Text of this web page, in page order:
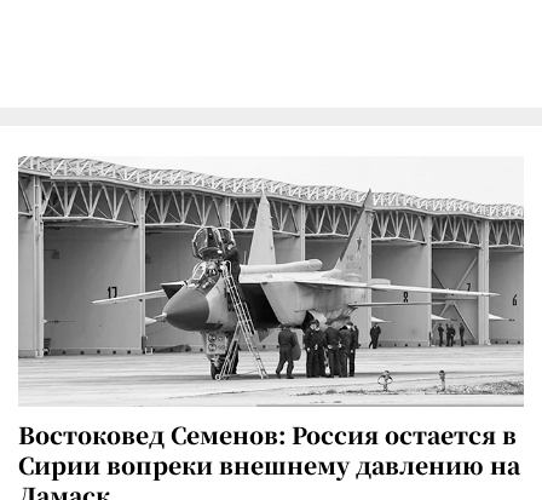
Востоковед Семенов: Россия остается в
Сирии вопреки внешнему давлению на